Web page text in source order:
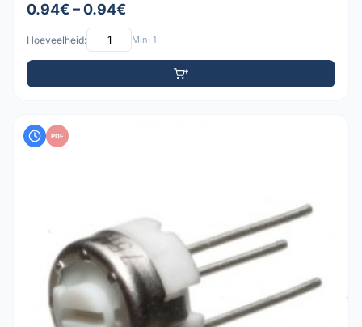
0.94€ – 0.94€
Hoeveelheid: Min: 1
PDF